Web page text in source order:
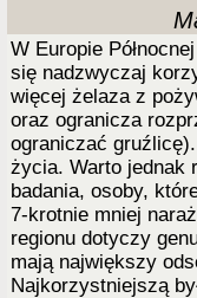
W Europie
się nadzwyczaj
więcej żelaza z
oraz ogranicza
ograniczać
życia. Warto jednak
badania, osoby,
7-krotnie mniej
regionu dotyczy
mają największy
Najkorzystniejszą